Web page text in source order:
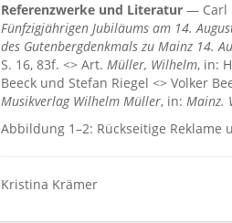
Referenzwerke und Literatur — Carl
Fünfzigjährigen Jubiläums am 14.
des Gutenbergdenkmals zu Mainz 14.
S. 16, 83f. <> Art. Müller, Wilhelm, in:
Beeck und Stefan Riegel <> Volker
Musikverlag Wilhelm Müller, in: Mainz.
Abbildung 1–2: Rückseitige Reklame
Kristina Krämer